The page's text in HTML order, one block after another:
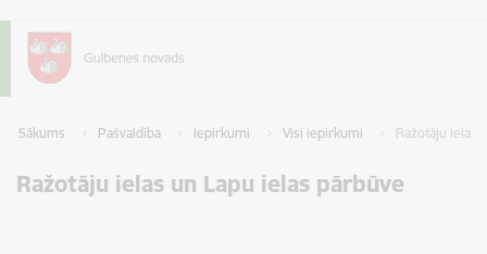
Sākums Pašvaldība Iepirkumi Visi iepirkumi Ražotāju ielas
Ražotāju ielas un Lapu ielas pārbūve